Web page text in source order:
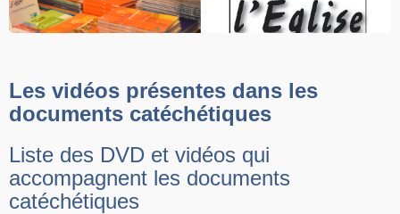
Les vidéos présentes dans les
documents catéchétiques
Liste des DVD et vidéos qui
accompagnent les documents
catéchétiques